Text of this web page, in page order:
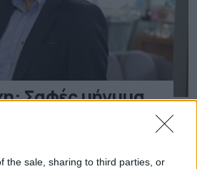
the sale, sharing to third parties, or
Σαφές μήνυμα
το δημοψήφισμα